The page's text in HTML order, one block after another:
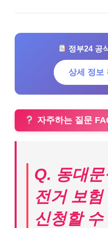
정부24 공
상세 정보
자주하는 질문
Q. 동대
전거 보
신청할